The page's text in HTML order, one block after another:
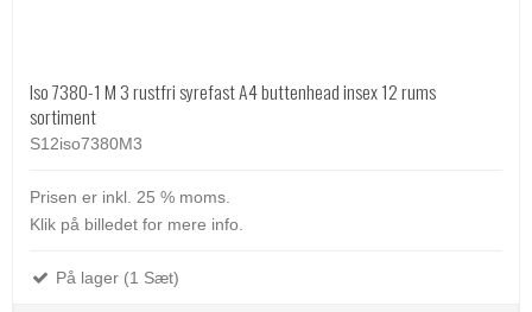
Iso 7380-1 M 3 rustfri syrefast A4 buttenhead insex 12 rums
sortiment
S12iso7380M3
Prisen er inkl. 25 % moms.
Klik på billedet for mere info.
På lager (1 Sæt)